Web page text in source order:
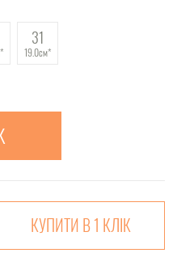
31
19.0см
КУПИТИ В 1 КЛІК